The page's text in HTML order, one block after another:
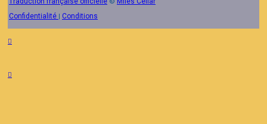
Confidentialité
Conditions